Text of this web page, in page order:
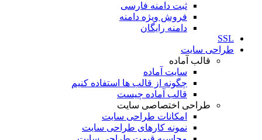
ثبت دامنه فارسی
فروش ویژه دامنه
دامنه رایگان
SSL
طراحی سايت
قالب آماده
سایت آماده
چگونه از قالب ها استفاده کنیم
قالب آماده چیست
طراحی اختصاصی سایت
امکانات طراحی سایت
نمونه کارهای طراحی سایت